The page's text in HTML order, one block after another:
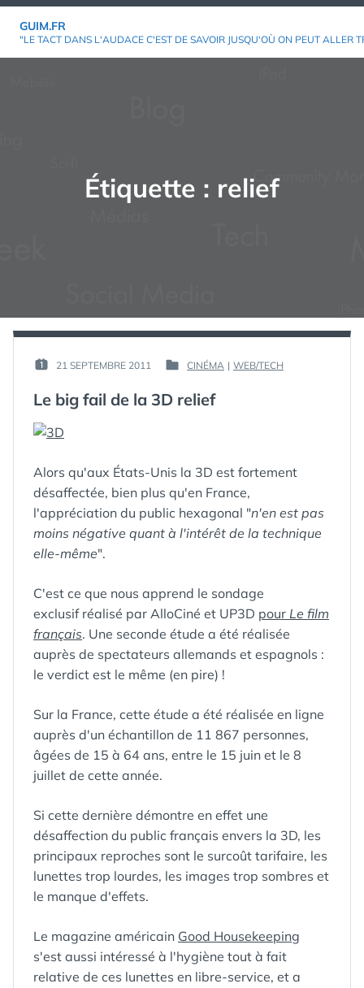
Aller
GUIM.FR
"LE TACT DANS L'AUDACE C'EST DE SAVOIR JUSQU'OÙ ON PEUT ALLER
Étiquette : relief
PUBLIÉ
21 SEPTEMBRE 2011
PAR :
PUBLIÉ
CINÉMA | WEB/TECH
Le big fail de la 3D relief
Alors qu'aux États-Unis la 3D est fortement
désaffectée, bien plus qu'en France,
l'appréciation du public hexagonal "n'en est pas
moins négative quant à l'intérêt de la technique
elle-même".
C'est ce que nous apprend le sondage
exclusif réalisé par AlloCiné et UP3D pour Le film
français. Une seconde étude a été réalisée
auprès de spectateurs allemands et espagnols :
le verdict est le même (en pire) !
Sur la France, cette étude a été réalisée en ligne
auprès d'un échantillon de 11 867 personnes,
âgées de 15 à 64 ans, entre le 15 juin et le 8
juillet de cette année.
Si cette dernière démontre en effet une
désaffection du public français envers la 3D, les
principaux reproches sont le surcoût tarifaire, les
lunettes trop lourdes, les images trop sombres et
le manque d'effets.
Le magazine américain Good Housekeeping
s'est aussi intéressé à l'hygiène tout à fait
relative de ces lunettes en libre-service, et a